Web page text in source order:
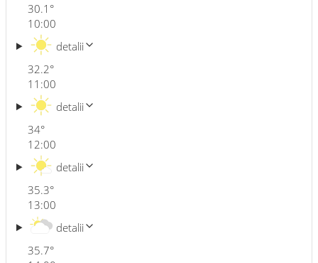
30.1 °
10:00
32.2°
detalii
11:00
34°
detalii
12:00
35.3°
detalii
13:00
35.7°
detalii